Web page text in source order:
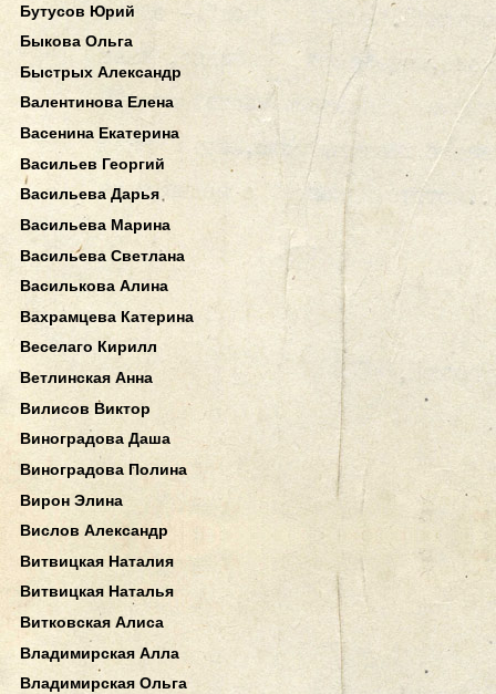
Бутусов Юрий
Быкова Ольга
Быстрых Александр
Валентинова Елена
Васенина Екатерина
Васильев Георгий
Васильева Дарья
Васильева Марина
Васильева Светлана
Василькова Алина
Вахрамцева Катерина
Веселаго Кирилл
Ветлинская Анна
Вилисов Виктор
Виноградова Даша
Виноградова Полина
Вирон Элина
Вислов Александр
Витвицкая Наталия
Витвицкая Наталья
Витковская Алиса
Владимирская Алла
Владимирская Ольга